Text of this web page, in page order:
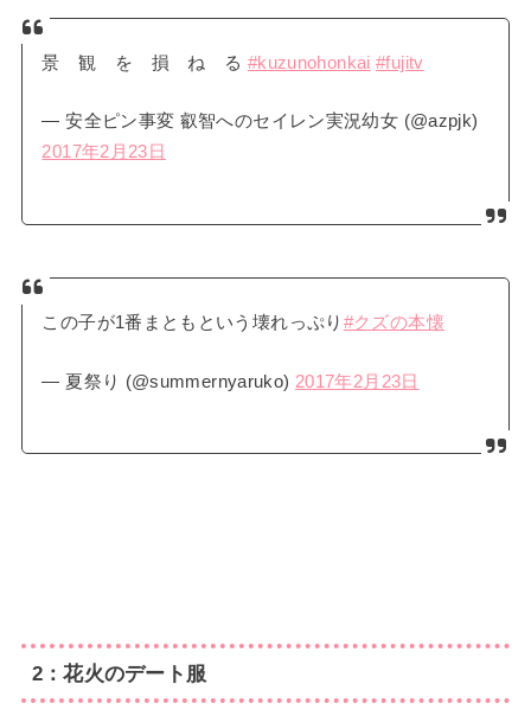
景 観 を 損 ね る #kuzunohonkai #fujitv
— 安全ピン事変 叡智へのセイレン実況幼女 (@azpjk)
2017年2月23日
この子が1番まともという壊れっぷり #クズの本懐
— 夏祭り (@summernyaruko) 2017年2月23日
2：花火のデート服